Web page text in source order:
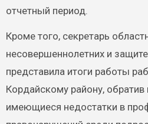
отчетный период.
Кроме того, секретарь
несовершеннолетних и
представила итоги работы
Кордайскому району, обратив
имеющиеся недостатки в